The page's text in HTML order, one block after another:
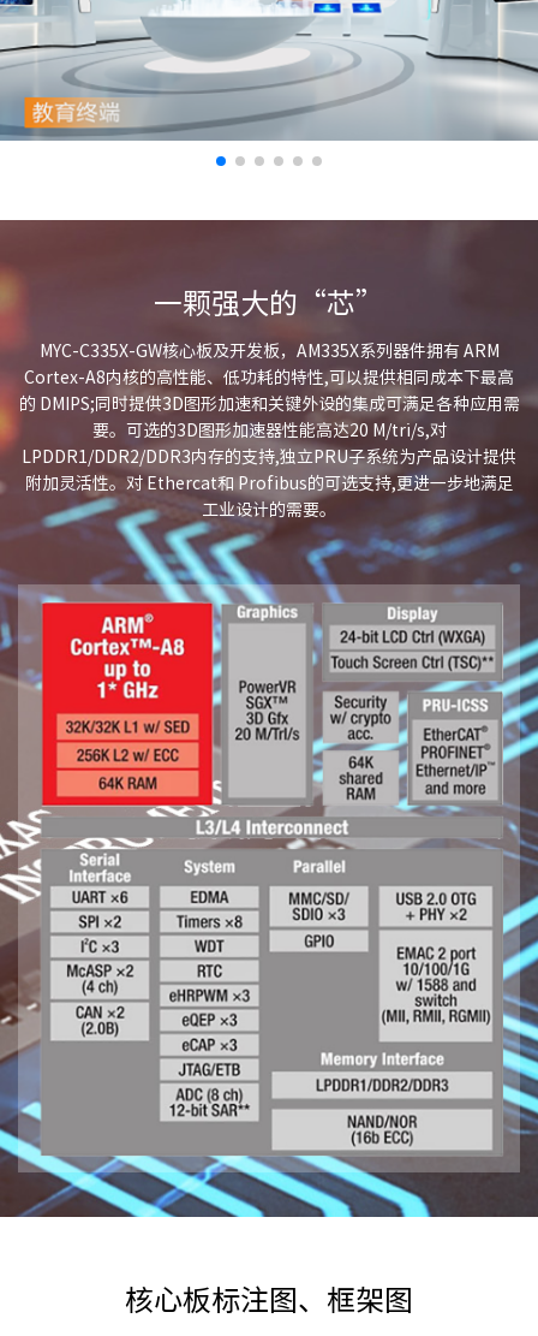
一颗强大的“芯”
MYC-C335X-GW核心板及开发板，AM335X系列器件拥有 ARM
Cortex-A8内核的高性能、低功耗的特性,可以提供相同成本下最高
的 DMIPS;同时提供3D图形加速和关键外设的集成可满足各种应用需
要。可选的3D图形加速器性能高达20 M/tri/s,对
LPDDR1/DDR2/DDR3内存的支持,独立PRU子系统为产品设计提供
附加灵活性。对 Ethercat和 Profibus的可选支持,更进一步地满足
工业设计的需要。
核心板标注图、框架图